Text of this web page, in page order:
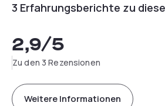
3 Erfahrungsberichte zu
2,9/5
Zu den 3 Rezensionen
Weitere Informationen